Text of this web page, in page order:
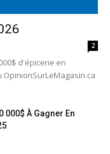
2
d'épicerie en
000$ À Gagner En